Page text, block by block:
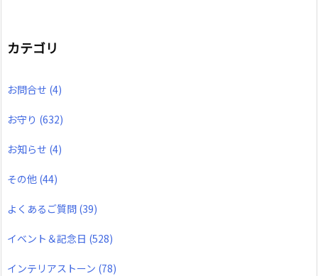
カテゴリ
お問合せ (4)
お守り (632)
お知らせ (4)
その他 (44)
よくあるご質問 (39)
イベント＆記念日 (528)
インテリアストーン (78)